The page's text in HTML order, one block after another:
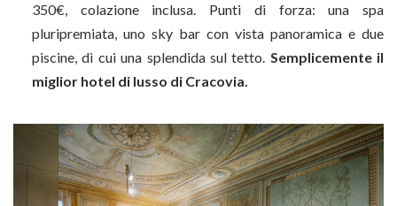
350€, colazione inclusa. Punti di forza: una spa
pluripremiata, uno sky bar con vista panoramica e due
piscine, di cui una splendida sul tetto. Semplicemente il
miglior hotel di lusso di Cracovia.